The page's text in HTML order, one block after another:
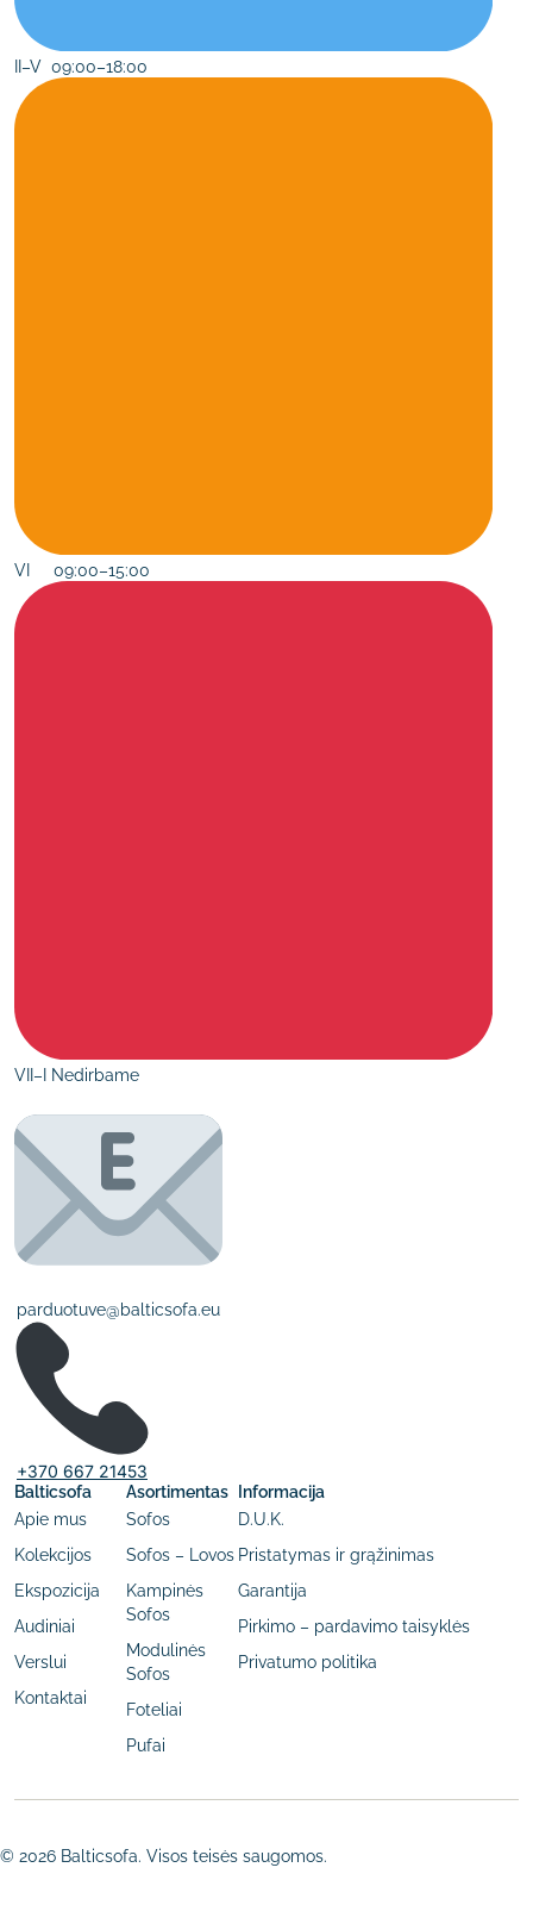
II–V 09:00–18:00
VI 09:00–15:00
VII–I Nedirbame
parduotuve@balticsofa.eu
+370 667 21453
Balticsofa
Apie mus
Kolekcijos
Ekspozicija
Audiniai
Verslui
Kontaktai
Asortimentas
Sofos
Sofos – Lovos
Kampinės
Sofos
Modulinės
Sofos
Foteliai
Pufai
Informacija
D.U.K.
Pristatymas ir grąžinimas
Garantija
Pirkimo – pardavimo taisyklės
Privatumo politika
© 2026 Balticsofa. Visos teisės saugomos.